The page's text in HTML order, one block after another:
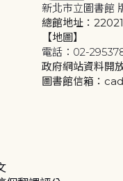
新北市立圖書館
總館地址：
【地圖】
電話：02-
政府網站資料開
圖書館信箱：